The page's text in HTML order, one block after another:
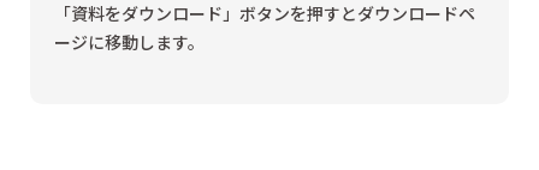
「資料をダウンロード」ボタンを押すとダウンロードペ
ージに移動します。